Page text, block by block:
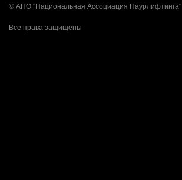
© АНО "Национальная Ассоциация Паурлифтинга"
Все права защищены